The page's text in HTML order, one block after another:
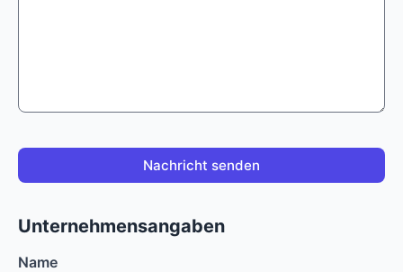
Nachricht senden
Unternehmensangaben
Name